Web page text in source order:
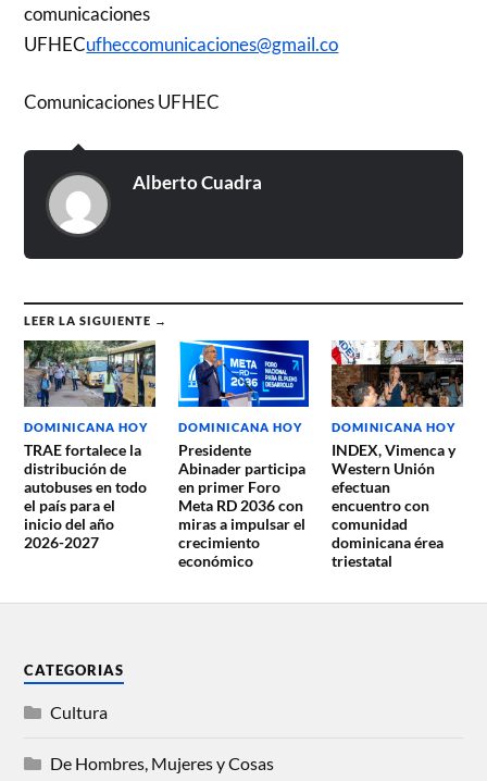
comunicaciones
UFHECufheccomunicaciones@gmail.co
Comunicaciones UFHEC
Alberto Cuadra
LEER LA SIGUIENTE →
DOMINICANA HOY
TRAE fortalece la
distribución de
autobuses en todo
el país para el
inicio del año
2026-2027
DOMINICANA HOY
Presidente
Abinader participa
en primer Foro
Meta RD 2036 con
miras a impulsar el
crecimiento
económico
DOMINICANA HOY
INDEX, Vimenca y
Western Unión
efectuan
encuentro con
comunidad
dominicana érea
triestatal
CATEGORIAS
Cultura
De Hombres, Mujeres y Cosas